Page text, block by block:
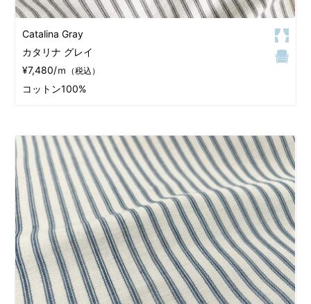
Catalina Gray
カタリナ グレイ
¥7,480/ｍ （税込）
コットン100%